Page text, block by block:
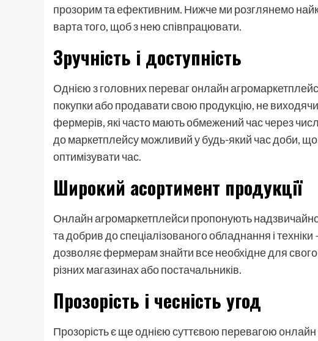
прозорим та ефективним. Нижче ми розглянемо
варта того, щоб з нею співпрацювати.
Зручність і доступність
Однією з головних переваг онлайн
покупки або продавати свою продукцію, не
фермерів, які часто мають обмежений час через
до маркетплейсу можливий у будь-який час доби,
оптимізувати час.
Широкий асортимент продукції
Онлайн агромаркетплейси пропонують
та добрив до спеціалізованого обладнання і
дозволяє фермерам знайти все необхідне для
різних магазинах або постачальників.
Прозорість і чесність угод
Прозорість є ще однією суттєвою перевагою